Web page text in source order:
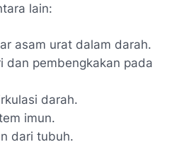
lain:
asam urat dalam darah.
dan pembengkakan pada
darah.
imun.
dari tubuh.